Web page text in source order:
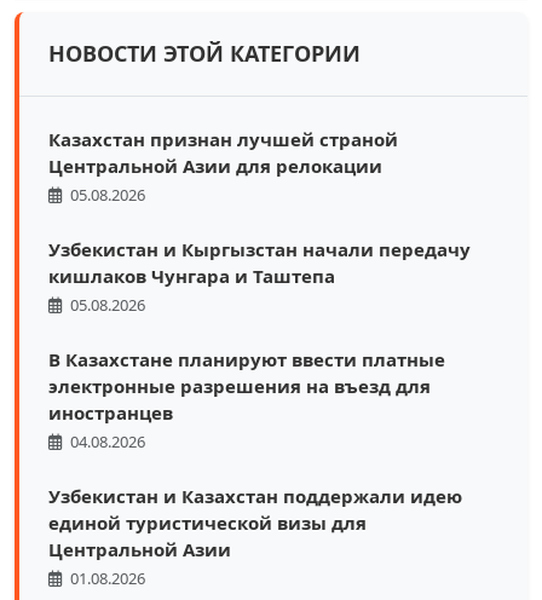
НОВОСТИ ЭТОЙ КАТЕГОРИИ
Казахстан признан лучшей страной
Центральной Азии для релокации
05.08.2026
Узбекистан и Кыргызстан начали передачу
кишлаков Чунгара и Таштепа
05.08.2026
В Казахстане планируют ввести платные
электронные разрешения на въезд для
иностранцев
04.08.2026
Узбекистан и Казахстан поддержали идею
единой туристической визы для
Центральной Азии
01.08.2026